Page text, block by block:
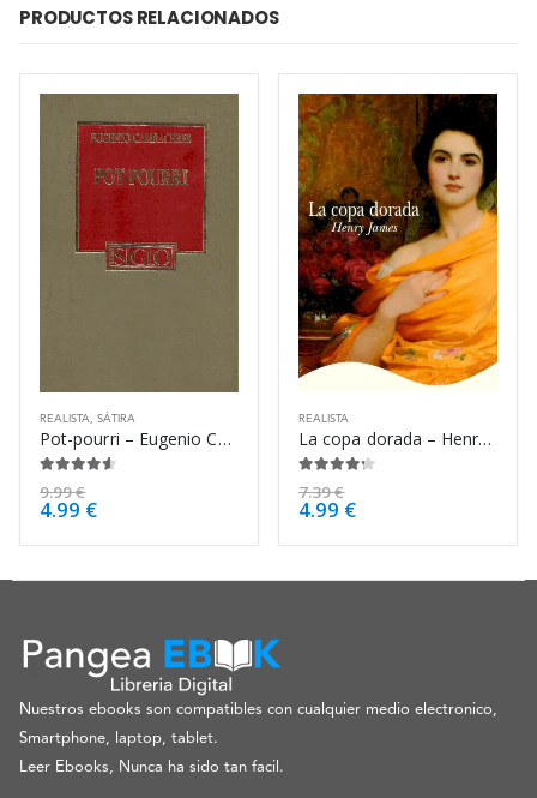
PRODUCTOS RELACIONADOS
REALISTA SÁTIRA
Pot-pourri – Eugenio Cambaceres
9.99€
4.99 €
REALISTA
La copa dorada – Henry James
7.39€
4.99 €
Nuestros ebooks son compatibles con cualquier medio electronico,
Smartphone, laptop, tablet.
Leer Ebooks, Nunca ha sido tan facil.